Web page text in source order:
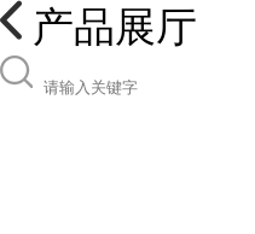
产品展厅